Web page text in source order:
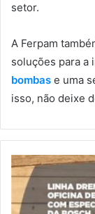
setor.
A Ferpam
soluções para a
bombas e uma
isso, não deixe